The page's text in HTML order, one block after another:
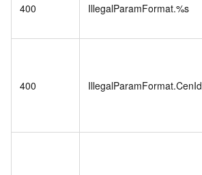
400 IllegalParamFormat.%s
400 IllegalParamFormat.CenId